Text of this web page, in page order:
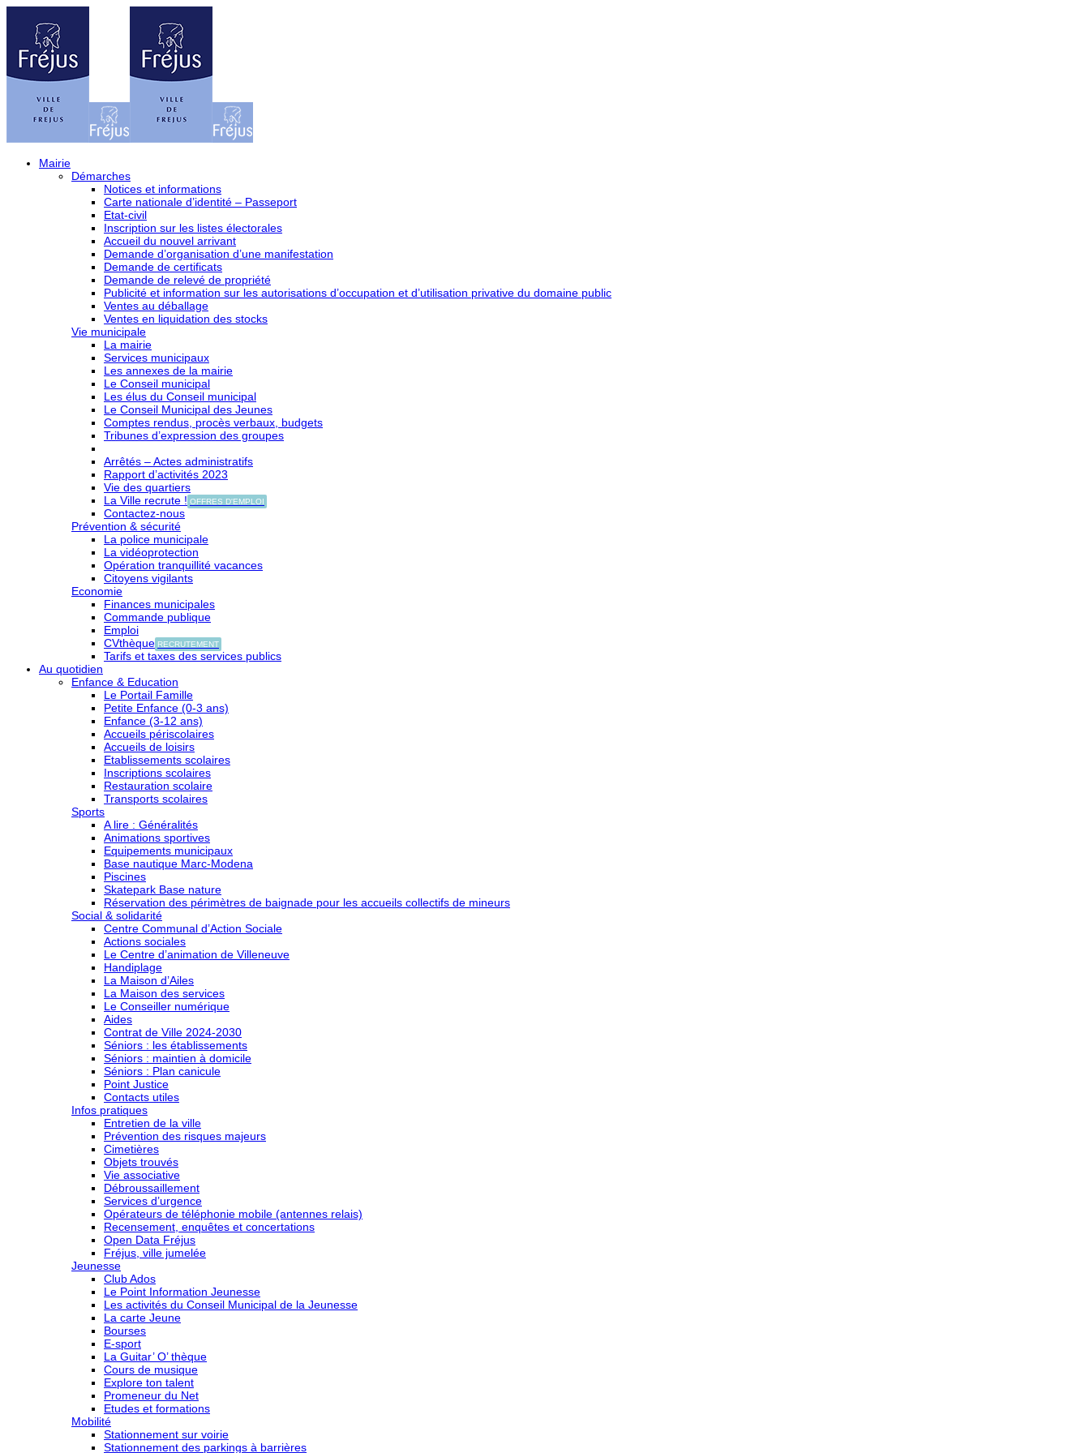
Mairie
Démarches
Notices et informations
Carte nationale d’identité – Passeport
Etat-civil
Inscription sur les listes électorales
Accueil du nouvel arrivant
Demande d’organisation d’une manifestation
Demande de certificats
Demande de relevé de propriété
Publicité et information sur les autorisations d’occupation et d’utilisation privative du domaine public
Ventes au déballage
Ventes en liquidation des stocks
Vie municipale
La mairie
Services municipaux
Les annexes de la mairie
Le Conseil municipal
Les élus du Conseil municipal
Le Conseil Municipal des Jeunes
Comptes rendus, procès verbaux, budgets
Tribunes d’expression des groupes
Arrêtés – Actes administratifs
Rapport d’activités 2023
Vie des quartiers
La Ville recrute ! OFFRES D'EMPLOI
Contactez-nous
Prévention & sécurité
La police municipale
La vidéoprotection
Opération tranquillité vacances
Citoyens vigilants
Economie
Finances municipales
Commande publique
Emploi
CVthèque RECRUTEMENT
Tarifs et taxes des services publics
Au quotidien
Enfance & Education
Le Portail Famille
Petite Enfance (0-3 ans)
Enfance (3-12 ans)
Accueils périscolaires
Accueils de loisirs
Etablissements scolaires
Inscriptions scolaires
Restauration scolaire
Transports scolaires
Sports
A lire : Généralités
Animations sportives
Equipements municipaux
Base nautique Marc-Modena
Piscines
Skatepark Base nature
Réservation des périmètres de baignade pour les accueils collectifs de mineurs
Social & solidarité
Centre Communal d’Action Sociale
Actions sociales
Le Centre d’animation de Villeneuve
Handiplage
La Maison d’Ailes
La Maison des services
Le Conseiller numérique
Aides
Contrat de Ville 2024-2030
Séniors : les établissements
Séniors : maintien à domicile
Séniors : Plan canicule
Point Justice
Contacts utiles
Infos pratiques
Entretien de la ville
Prévention des risques majeurs
Cimetières
Objets trouvés
Vie associative
Débroussaillement
Services d’urgence
Opérateurs de téléphonie mobile (antennes relais)
Recensement, enquêtes et concertations
Open Data Fréjus
Fréjus, ville jumelée
Jeunesse
Club Ados
Le Point Information Jeunesse
Les activités du Conseil Municipal de la Jeunesse
La carte Jeune
Bourses
E-sport
La Guitar’ O’ thèque
Cours de musique
Explore ton talent
Promeneur du Net
Etudes et formations
Mobilité
Stationnement sur voirie
Stationnement des parkings à barrières